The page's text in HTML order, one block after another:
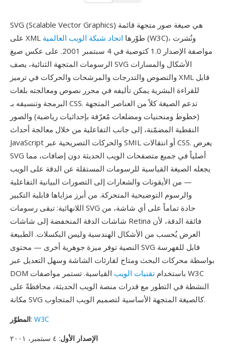
SVG (Scalable Vector Graphics) هي صيغة صور متجهة قائمة
على XML طوّرها اتحاد شبكة الويب العالمية
(W3C)، ونُشرت
مواصفة الإصدار 1.0 كتوصية في 4 سبتمبر 2001. على عكس صيغ
الرسومات المتجهة الثنائية، يصف SVG الأشكال والمسارات
والنصوص والتدرجات والمرشحات والحركات في ترميز XML قابل
للقراءة البشرية يمكن تأليفه في محرر نصوص ومعالجته بلغات
البرمجة وتنسيقه بـ CSS. تدعم الصيغة كلاً من العناصر المتجهة
(خطوط ومنحنيات ومضلعات مُعرّفة بإحداثيات رياضية) والصور
النقطية المضمّنة، إلى جانب التفاعلية من خلال معالجة أحداث
JavaScript والحركات التصريحية عبر SMIL أو انتقالات CSS. يعرض
SVG أصلياً في جميع متصفحات الويب الحديثة دون إضافات، مما
يجعله الصيغة القياسية للرسومات المستقلة عن الدقة على الويب
— من الأيقونات والشعارات إلى التصورات البيانية التفاعلية
والرسوم التوضيحية المتحركة. من أبرز مزاياها قابلية التكبير
اللانهائية: تبقى رسومات SVG حادة تماماً على أي شاشة، من
شاشات الدقة المنخفضة إلى شاشات Retina فائقة الدقة، لأن
العرض يُحسب من الأشكال الهندسية وليس البكسلات. الطبيعة
النصية توفر ميزة جوهرية أخرى — محتوى SVG قابل للفهرسة
بواسطة محركات البحث ومتاح لقارئات الشاشة وسهل التعديل عبر
DOM باستخدام تقنيات الويب القياسية. تستمر مواصفات W3C
النشطة في التطور مع قدرات منصة الويب الحديثة، محافظةً على
مكانة SVG كالصيغة المتجهة الأساسية لتصميم الويب المتجاوب.
المطوّر: W3C
الإصدار الأول: ٤ سبتمبر، ٢٠٠١